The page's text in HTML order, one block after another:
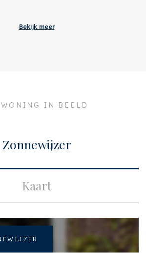
inhoud
ca. 74m²
Bekijk meer
WONING IN BEELD
Zonnewijzer
Kaart